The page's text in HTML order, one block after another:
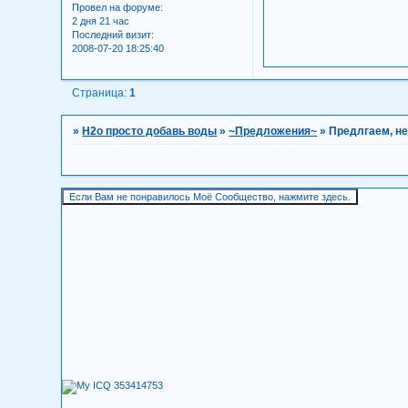
Провел на форуме:
2 дня 21 час
Последний визит:
2008-07-20 18:25:40
Страница:1
»H2о просто добавь воды »~Предложения~ »Предлгаем,